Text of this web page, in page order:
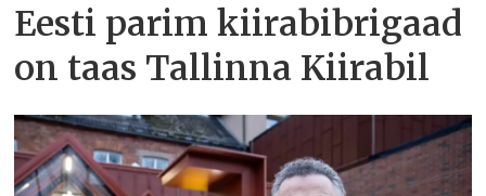
Eesti parim kiirabibrigaad
on taas Tallinna Kiirabil